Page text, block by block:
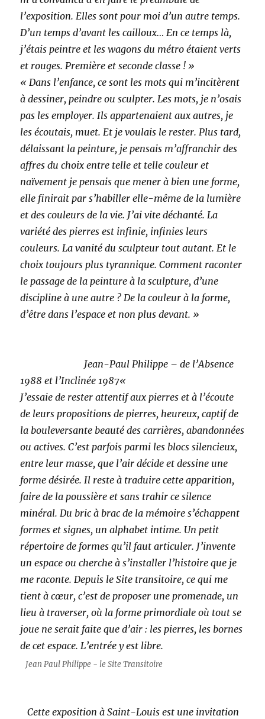
l’exposition. Elles sont pour moi d’un autre temps.
D’un temps d’avant les cailloux… En ce temps là,
j’étais peintre et les wagons du métro étaient verts
et rouges. Première et seconde classe ! »
« Dans l’enfance, ce sont les mots qui m’incitèrent
à dessiner, peindre ou sculpter. Les mots, je n’osais
pas les employer. Ils appartenaient aux autres, je
les écoutais, muet. Et je voulais le rester. Plus tard,
délaissant la peinture, je pensais m’affranchir des
affres du choix entre telle et telle couleur et
naïvement je pensais que mener à bien une forme,
elle finirait par s’habiller elle-même de la lumière
et des couleurs de la vie. J’ai vite déchanté. La
variété des pierres est infinie, infinies leurs
couleurs. La vanité du sculpteur tout autant. Et le
choix toujours plus tyrannique. Comment raconter
le passage de la peinture à la sculpture, d’une
discipline à une autre ? De la couleur à la forme,
d’être dans l’espace et non plus devant. »
Jean-Paul Philippe – de l’Absence
1988 et l’Inclinée 1987«
J’essaie de rester attentif aux pierres et à l’écoute
de leurs propositions de pierres, heureux, captif de
la bouleversante beauté des carrières, abandonnées
ou actives. C’est parfois parmi les blocs silencieux,
entre leur masse, que l’air décide et dessine une
forme désirée. Il reste à traduire cette apparition,
faire de la poussière et sans trahir ce silence
minéral. Du bric à brac de la mémoire s’échappent
formes et signes, un alphabet intime. Un petit
répertoire de formes qu’il faut articuler. J’invente
un espace ou cherche à s’installer l’histoire que je
me raconte. Depuis le Site transitoire, ce qui me
tient à cœur, c’est de proposer une promenade, un
lieu à traverser, où la forme primordiale où tout se
joue ne serait faite que d’air : les pierres, les bornes
de cet espace. L’entrée y est libre.
Jean Paul Philippe - le Site Transitoire
Cette exposition à Saint-Louis est une invitation